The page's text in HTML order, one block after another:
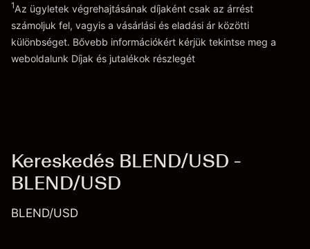
Ugrás a platformra
Díjak és jutalékokrészlegét
1Az ügyletek végrehajtásának díjaként csak az árrést
számoljuk fel, vagyis a vásárlási és eladási ár közötti
különbséget. Bővebb információkért kérjük tekintse meg a
weboldalunk Díjak és jutalékok részlegét
Kereskedés BLEND/USD -
BLEND/USD
BLEND/USD